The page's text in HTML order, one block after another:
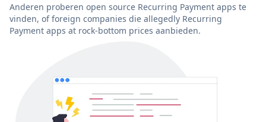
Anderen proberen open source Recurring Payment apps te
vinden, of foreign companies die allegedly Recurring
Payment apps at rock-bottom prices aanbieden.